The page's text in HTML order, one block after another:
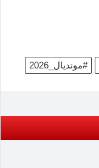
#مونديال_2026